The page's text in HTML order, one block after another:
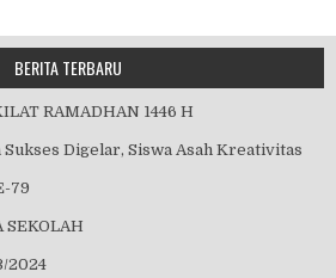
BERITA TERBARU
RAMADHAN 1446 H
Sukses Digelar, Siswa Asah Kreativitas
79
SEKOLAH
2024